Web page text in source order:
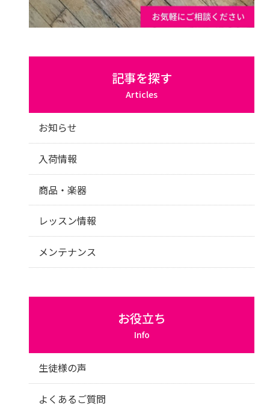
記事を探す
Articles
お知らせ
入荷情報
商品・楽器
レッスン情報
メンテナンス
お役立ち
Info
生徒様の声
よくあるご質問